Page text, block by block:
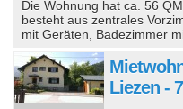
Die Wohnung hat ca. 56
besteht aus zentrales
mit Geräten, Badezimmer
Liezen -